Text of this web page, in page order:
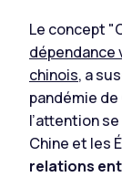
Le concept
dépendance
chinois, a
pandémie de
l’attention
Chine et les
relations